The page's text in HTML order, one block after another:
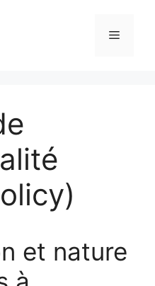
Menu
et nature